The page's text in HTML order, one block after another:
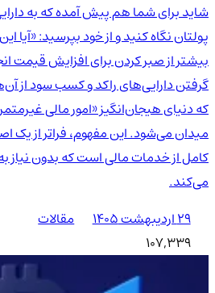
شاید برای شما هم پیش آمده که به
پولتان نگاه کنید و از خود بپرسید: «آیا
بیشتر از صبر کردن برای افزایش قیمت
گرفتن دارایی‌های راکد و کسب سود از
میدان می‌شود. این مفهوم، فراتر از یک
کامل از خدمات مالی است که بدون نیاز
می‌کند.
۲۹ اردیبهشت ۱۴۰۵
مقالات
107,339